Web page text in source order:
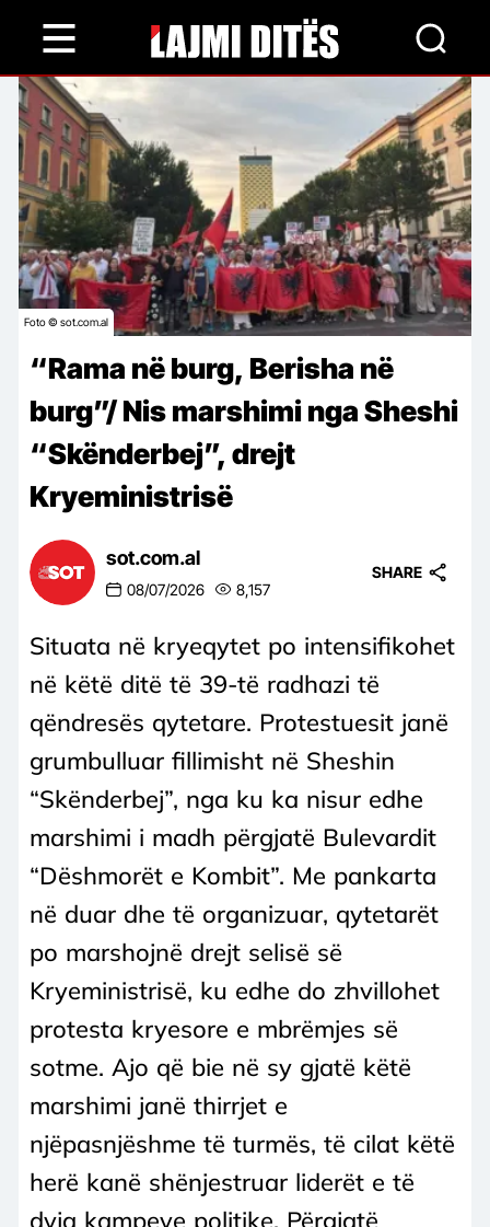
content
Foto © sot.com.al
“Rama në burg, Berisha në
burg”/ Nis marshimi nga Sheshi
“Skënderbej”, drejt
Kryeministrisë
sot.com.al
08/07/2026 8,157
SHARE
Situata në kryeqytet po intensifikohet
në këtë ditë të 39-të radhazi të
qëndresës qytetare. Protestuesit janë
grumbulluar fillimisht në Sheshin
“Skënderbej”, nga ku ka nisur edhe
marshimi i madh përgjatë Bulevardit
“Dëshmorët e Kombit”. Me pankarta
në duar dhe të organizuar, qytetarët
po marshojnë drejt selisë së
Kryeministrisë, ku edhe do zhvillohet
protesta kryesore e mbrëmjes së
sotme. Ajo që bie në sy gjatë këtë
marshimi janë thirrjet e
njëpasnjëshme të turmës, të cilat këtë
herë kanë shënjestruar liderët e të
dyja kampeve politike. Përgjatë